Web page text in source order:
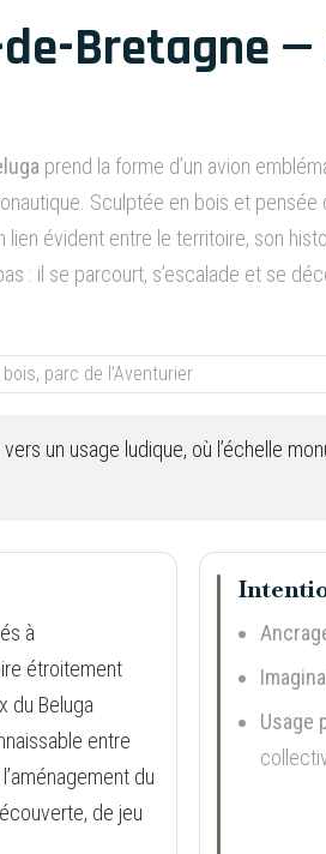
Bretagne
prend la forme d’un avion
Sculptée en bois et pensée
évident entre le territoire, son
: il se parcourt, s’escalade et se
un usage ludique, où l’échelle
à
étroitement
du Beluga
entre
du
de jeu
Usage